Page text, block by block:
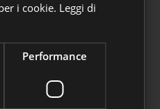
Laborfonds può
dei
i cookie. Leggi di
Performance